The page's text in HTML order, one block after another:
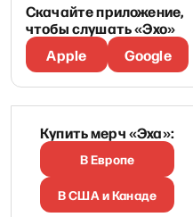
Скачайте приложение,
чтобы слушать «Эхо»
Apple
Google
Купить мерч «Эха»:
В Европе
В США и Канаде